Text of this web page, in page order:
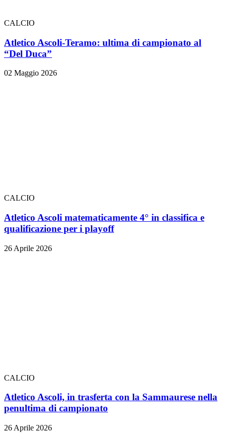
CALCIO
Atletico Ascoli-Teramo: ultima di campionato al
“Del Duca”
02 Maggio 2026
CALCIO
Atletico Ascoli matematicamente 4° in classifica e
qualificazione per i playoff
26 Aprile 2026
CALCIO
Atletico Ascoli, in trasferta con la Sammaurese nella
penultima di campionato
26 Aprile 2026